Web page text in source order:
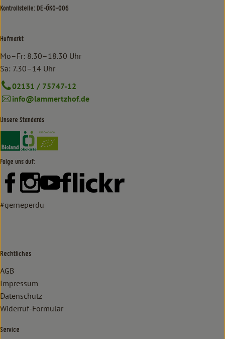
Kontrollstelle: DE-ÖKO-006
Hofmarkt
Mo–Fr: 8.30–18.30 Uhr
Sa: 7.30–14 Uhr
02131 / 75747-12
info@lammertzhof.de
Unsere Standards
Externer Link zu https://www.bioland.de/verbraucher
Externer Link zu https://www.oekokiste.de/
Folge uns auf:
Externer Link zu https://www.facebook.com/lammertzhof/
Externer Link zu https://www.instagram.com/
Externer Link zu https://www.youtube.com/
Externer Link zu https://
#gerneperdu
Rechtliches
AGB
Impressum
Datenschutz
Widerruf-Formular
Service